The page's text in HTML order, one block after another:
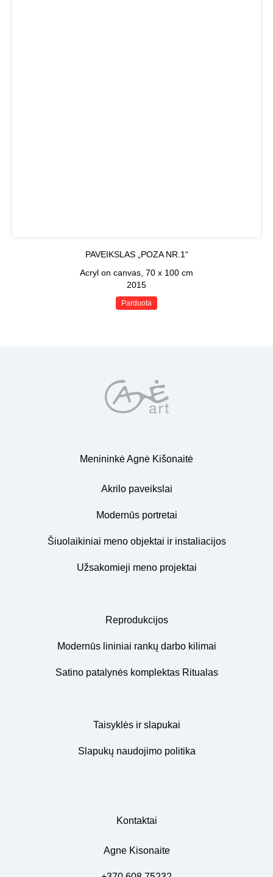
PAVEIKSLAS „POZA NR.1“
Acryl on canvas, 70 x 100 cm
2015
Parduota
Menininkė Agnė Kišonaitė
Akrilo paveikslai
Modernūs portretai
Šiuolaikiniai meno objektai ir instaliacijos
Užsakomieji meno projektai
Reprodukcijos
Modernūs lininiai rankų darbo kilimai
Satino patalynės komplektas Ritualas
Taisyklės ir slapukai
Slapukų naudojimo politika
Kontaktai
Agne Kisonaite